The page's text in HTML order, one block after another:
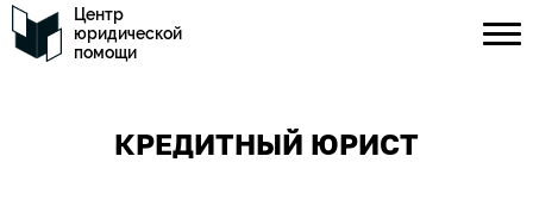
Центр
юридической
помощи
КРЕДИТНЫЙ ЮРИСТ